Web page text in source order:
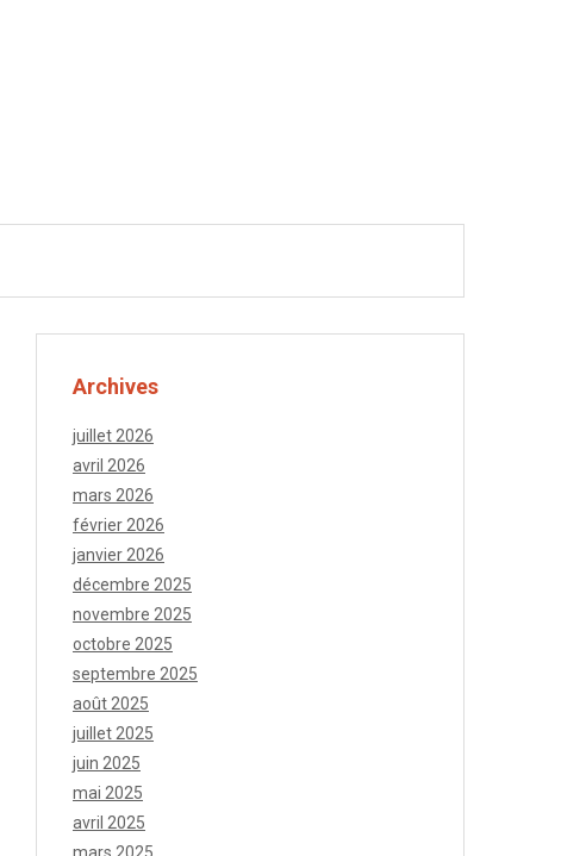
Archives
juillet 2026
avril 2026
mars 2026
février 2026
janvier 2026
décembre 2025
novembre 2025
octobre 2025
septembre 2025
août 2025
juillet 2025
juin 2025
mai 2025
avril 2025